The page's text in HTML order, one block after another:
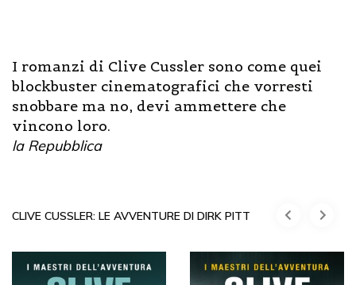
I romanzi di Clive Cussler sono come quei
blockbuster cinematografici che vorresti
snobbare ma no, devi ammettere che
vincono loro.
la Repubblica
CLIVE CUSSLER: LE AVVENTURE DI DIRK PITT